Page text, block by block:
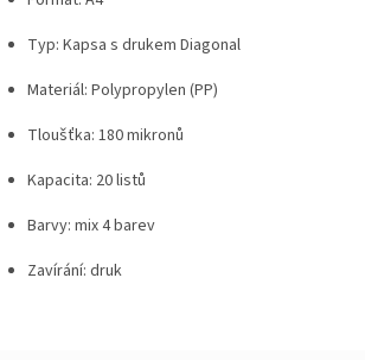
Typ: Kapsa s drukem Diagonal
Materiál: Polypropylen (PP)
Tloušťka: 180 mikronů
Kapacita: 20 listů
Barvy: mix 4 barev
Zavírání: druk